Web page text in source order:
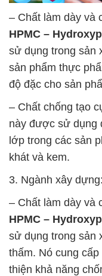
– Chất làm dày và
HPMC –
sử dụng trong sản
sản phẩm thực
độ đặc cho sản
– Chất chống tạo
này được sử dụng
lớp trong các sản
khát và kem.
3. Ngành xây dựng:
– Chất làm dày và
HPMC –
sử dụng trong sản
thấm. Nó cung
thiện khả năng